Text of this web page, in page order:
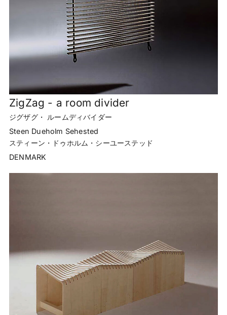
ZigZag - a room divider
ジグザグ・ ルームディバイダー
Steen Dueholm Sehested
スティーン・ドゥホルム・シーユーステッド
DENMARK